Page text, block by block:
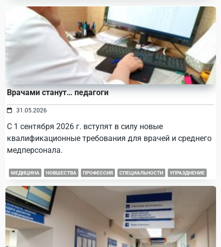
Врачами станут… педагоги
31.05.2026
С 1 сентября 2026 г. вступят в силу новые
квалификационные требования для врачей и среднего
медперсонала.
МЕДИЦИНА НОВШЕСТВА ПРОФЕССИЯ СПЕЦИАЛЬНОСТИ УПРАЗДНЕНИЕ